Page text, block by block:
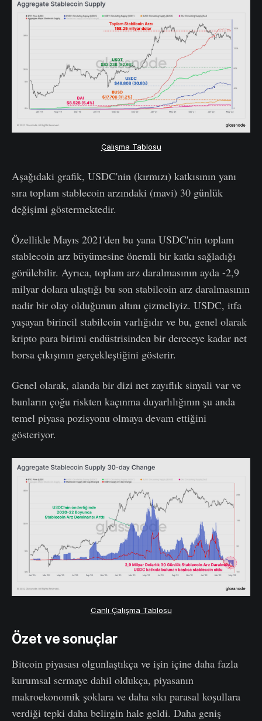
Çalışma Tablosu
Aşağıdaki grafik, USDC'nin (kırmızı) katkısının yanı
sıra toplam stablecoin arzındaki (mavi) 30 günlük
değişimi göstermektedir.
Özellikle Mayıs 2021'den bu yana USDC'nin toplam
stablecoin arz büyümesine önemli bir katkı sağladığı
görülebilir. Ayrıca, toplam arz daralmasının ayda -2,9
milyar dolara ulaştığı bu son stabilcoin arz daralmasının
nadir bir olay olduğunun altını çizmeliyiz. USDC, itfa
yaşayan birincil stabilcoin varlığıdır ve bu, genel olarak
kripto para birimi endüstrisinden bir dereceye kadar net
borsa çıkışının gerçekleştiğini gösterir.
Genel olarak, alanda bir dizi net zayıflık sinyali var ve
bunların çoğu riskten kaçınma duyarlılığının şu anda
temel piyasa pozisyonu olmaya devam ettiğini
gösteriyor.
Canlı Çalışma Tablosu
Özet ve sonuçlar
Bitcoin piyasası olgunlaştıkça ve işin içine daha fazla
kurumsal sermaye dahil oldukça, piyasanın
makroekonomik şoklara ve daha sıkı parasal koşullara
verdiği tepki daha belirgin hale geldi. Daha geniş